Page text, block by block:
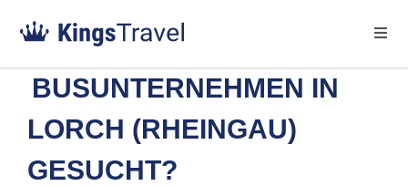
BUSUNTERNEHMEN IN
LORCH (RHEINGAU)
GESUCHT?